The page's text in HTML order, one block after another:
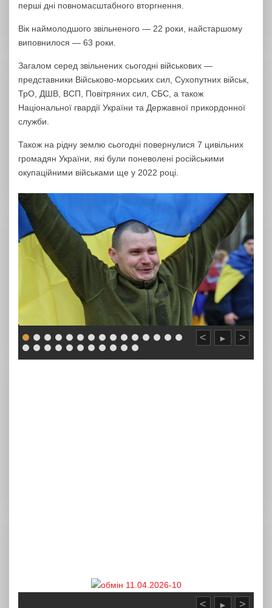
перші дні повномасштабного вторгнення.
Вік наймолодшого звільненого — 22 роки, найстаршому
виповнилося — 63 роки.
Загалом серед звільнених сьогодні військових —
представники Військово-морських сил, Сухопутних військ,
ТрО, ДШВ, ВСП, Повітряних сил, СБС, а також
Національної гвардії України та Державної прикордонної
служби.
Також на рідну землю сьогодні повернулися 7 цивільних
громадян України, які були поневолені російськими
окупаційними військами ще у 2022 році.
< ► >
< ► >